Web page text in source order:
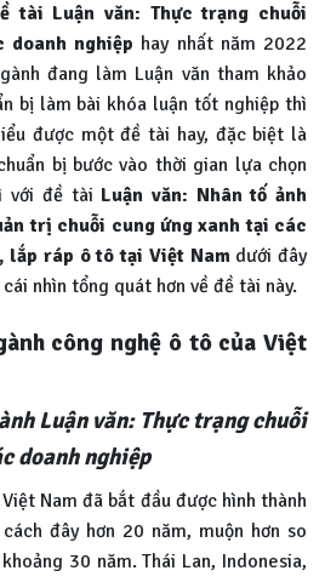
tài Luận văn: Thực trạng chuỗi
doanh nghiệp hay nhất năm 2022
đang làm Luận văn tham khảo
bị làm bài khóa luận tốt nghiệp thì
được một đề tài hay, đặc biệt là
bị bước vào thời gian lựa chọn
với đề tài Luận văn: Nhân tố ảnh
trị chuỗi cung ứng xanh tại các
lắp ráp ô tô tại Việt Nam dưới đây
nhìn tổng quát hơn về đề tài này.
công nghệ ô tô của Việt
Luận văn: Thực trạng chuỗi
doanh nghiệp
Nam đã bắt đầu được hình thành
đây hơn 20 năm, muộn hơn so
30 năm. Thái Lan, Indonesia,